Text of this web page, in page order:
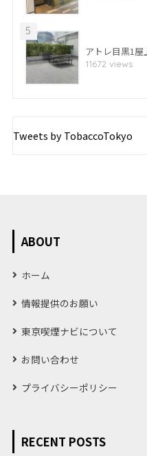
5
アトレ目黒1屋
11672 views
Tweets by TobaccoTokyo
ABOUT
ホーム
情報提供のお願い
東京喫煙ナビについて
お問い合わせ
プライバシーポリシー
RECENT POSTS